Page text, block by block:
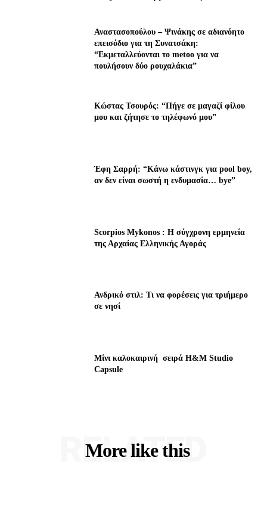
Αναστασοπούλου – Ψινάκης σε αδιανόητο
επεισόδιο για τη Συνατσάκη:
“Εκμεταλλεύονται το metoo για να
πουλήσουν δύο ρουχαλάκια”
Κώστας Τσουρός: “Πήγε σε μαγαζί φίλου
μου και ζήτησε το τηλέφωνό μου”
Έφη Σαρρή: “Κάνω κάστινγκ για pool boy,
αν δεν είναι σωστή η ενδυμασία… bye”
Scorpios Mykonos : Η σύγχρονη ερμηνεία
της Αρχαίας Ελληνικής Αγοράς
Ανδρικό στιλ: Τι να φορέσεις για τριήμερο
σε νησί
Μίνι καλοκαιρινή σειρά H&M Studio
Capsule
More like this
RELATED